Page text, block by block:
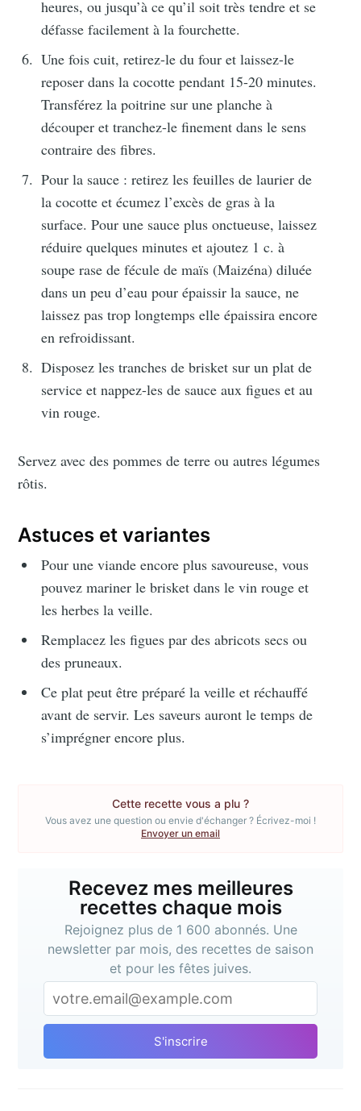
heures, ou jusqu’à ce qu’il soit très tendre et se
défasse facilement à la fourchette.
Une fois cuit, retirez-le du four et laissez-le
reposer dans la cocotte pendant 15-20 minutes.
Transférez la poitrine sur une planche à
découper et tranchez-le finement dans le sens
contraire des fibres.
Pour la sauce : retirez les feuilles de laurier de
la cocotte et écumez l’excès de gras à la
surface. Pour une sauce plus onctueuse, laissez
réduire quelques minutes et ajoutez 1 c. à
soupe rase de fécule de maïs (Maizéna) diluée
dans un peu d’eau pour épaissir la sauce, ne
laissez pas trop longtemps elle épaissira encore
en refroidissant.
Disposez les tranches de brisket sur un plat de
service et nappez-les de sauce aux figues et au
vin rouge.
Servez avec des pommes de terre ou autres légumes
rôtis.
Astuces et variantes
Pour une viande encore plus savoureuse, vous
pouvez mariner le brisket dans le vin rouge et
les herbes la veille.
Remplacez les figues par des abricots secs ou
des pruneaux.
Ce plat peut être préparé la veille et réchauffé
avant de servir. Les saveurs auront le temps de
s’imprégner encore plus.
Cette recette vous a plu ?
Vous avez une question ou envie d'échanger ? Écrivez-moi !
Envoyer un email
Recevez mes meilleures
recettes chaque mois
Rejoignez plus de 1 600 abonnés. Une
newsletter par mois, des recettes de saison
et pour les fêtes juives.
S'inscrire
meilleures recettes
chaque mois
Rejoignez plus de 1 600 abonnés.
Une newsletter par mois, des
recettes de saison et pour les fêtes
S'inscrire
ou suivez-moi surinstagram!